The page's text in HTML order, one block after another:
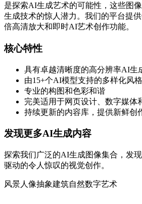
是探索AI生成艺术的可能性，这些图
生成技术的惊人潜力。我们的平台提
倍高清放大和即时AI艺术创作功能。
核心特性
具有卓越清晰度的高分辨率AI生
由15+个AI模型支持的多样化风
专业的构图和色彩和谐
完美适用于网页设计、数字媒体
持续更新的内容库，提供新鲜创
发现更多AI生成内容
探索我们广泛的AI生成图像集合，发
驱动的令人惊叹的视觉创作。
风景人像抽象建筑自然数字艺术